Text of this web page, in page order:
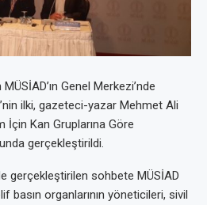
Genel Merkezi’nde
ilki, gazeteci-yazar Mehmet Ali
İçin Kan Gruplarına Göre
gerçekleştirildi.
gerçekleştirilen sohbete MÜSİAD
basın organlarının yöneticileri, sivil